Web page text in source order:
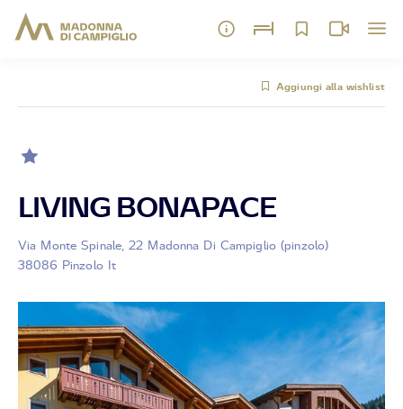
Aggiungi alla wishlist
LIVING BONAPACE
Via Monte Spinale, 22 Madonna Di Campiglio (pinzolo)
38086 Pinzolo It